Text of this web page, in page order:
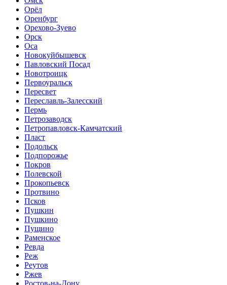
Орёл
Оренбург
Орехово-Зуево
Орск
Оса
Новокуйбышевск
Павловский Посад
Новотроицк
Первоуральск
Пересвет
Переславль-Залесский
Пермь
Петрозаводск
Петропавловск-Камчатский
Пласт
Подольск
Подпорожье
Покров
Полевской
Прокопьевск
Протвино
Псков
Пушкин
Пушкино
Пущино
Раменское
Ревда
Реж
Реутов
Ржев
Ростов-на-Дону